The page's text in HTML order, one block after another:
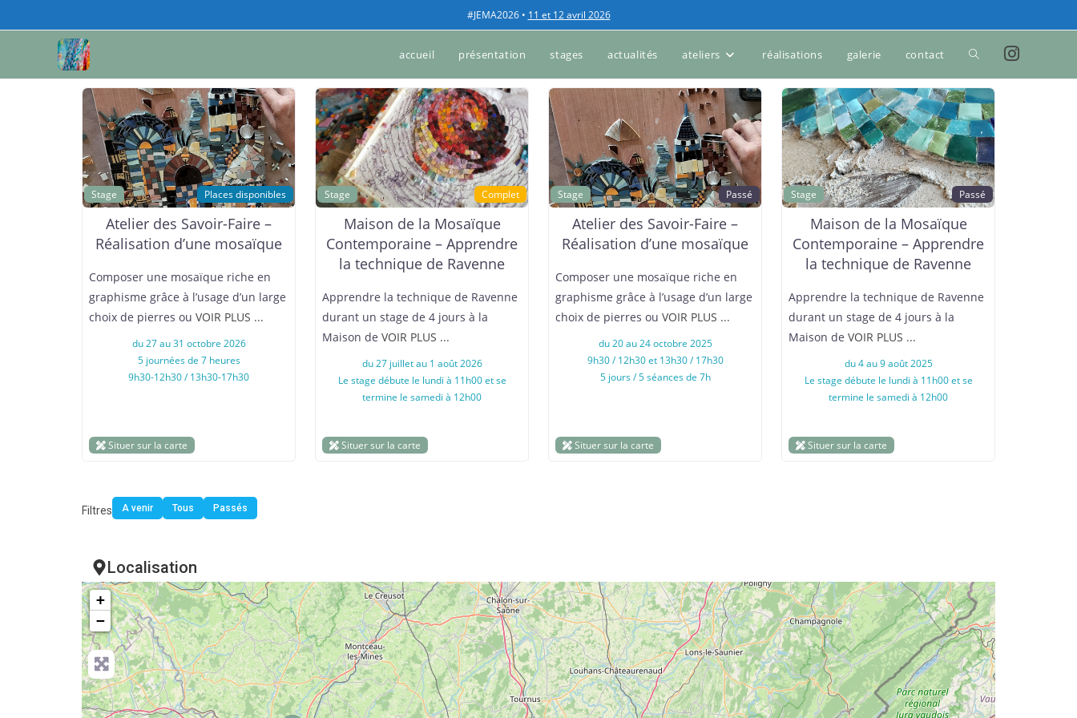
#JEMA2026 • 11 et 12 avril 2026
accueil présentation stages actualités ateliers réalisations galerie contact
Stage Places disponibles
Atelier des Savoir-Faire –
Réalisation d’une mosaïque
Composer une mosaïque riche en
graphisme grâce à l’usage d’un large
choix de pierres ou VOIR PLUS ...
du 27 au 31 octobre 2026
5 journées de 7 heures
9h30-12h30 / 13h30-17h30
Situer sur la carte
Stage Complet
Maison de la Mosaïque
Contemporaine – Apprendre
la technique de Ravenne
Apprendre la technique de Ravenne
durant un stage de 4 jours à la
Maison de VOIR PLUS ...
du 27 juillet au 1 août 2026
Le stage débute le lundi à 11h00 et se
termine le samedi à 12h00
Situer sur la carte
Stage Passé
Atelier des Savoir-Faire –
Réalisation d’une mosaïque
Composer une mosaïque riche en
graphisme grâce à l’usage d’un large
choix de pierres ou VOIR PLUS ...
du 20 au 24 octobre 2025
9h30 / 12h30 et 13h30 / 17h30
5 jours / 5 séances de 7h
Situer sur la carte
Stage Passé
Maison de la Mosaïque
Contemporaine – Apprendre
la technique de Ravenne
Apprendre la technique de Ravenne
durant un stage de 4 jours à la
Maison de VOIR PLUS ...
du 4 au 9 août 2025
Le stage débute le lundi à 11h00 et se
termine le samedi à 12h00
Situer sur la carte
Filtres A venir Tous Passés
Localisation
+
−